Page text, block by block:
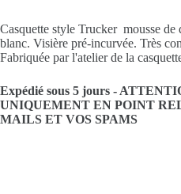
Casquette style Trucker mousse
blanc. Visière pré-incurvée. Très
Fabriquée par l'atelier de la
Expédié sous 5 jours -
UNIQUEMENT EN POINT
MAILS ET VOS SPAMS